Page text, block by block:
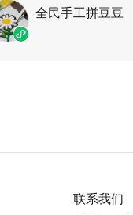
全民手工拼豆豆
联系我们